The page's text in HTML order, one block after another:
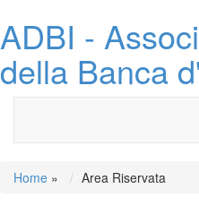
ADBI -
della Banca
Home » Area Riservata